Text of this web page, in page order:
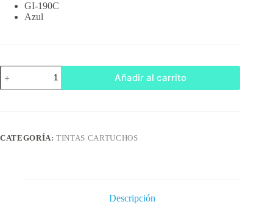
GI-190C
Azul
Botella
De
Tinta
cantidad
Añadir al carrito
CATEGORÍA:TINTAS CARTUCHOS
Descripción